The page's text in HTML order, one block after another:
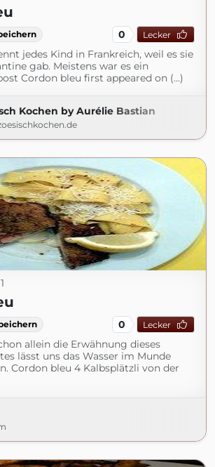
0 Lecker
jedes Kind in Frankreich, weil es sie
gab. Meistens war es ein
Cordon bleu first appeared on (...)
Kochen by Aurélie Bastian
0 Lecker
allein die Erwähnung dieses
lässt uns das Wasser im Munde
Cordon bleu 4 Kalbsplätzli von der